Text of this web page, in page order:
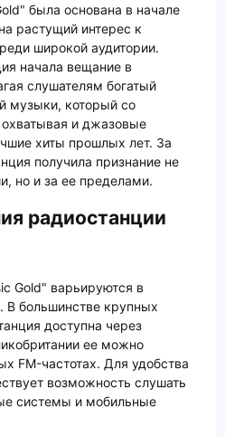
была основана в начале
растущий интерес к
широкой аудитории.
начала вещание в
слушателям богатый
музыки, который со
и джазовые
хиты прошлых лет. За
получила признание не
но и за ее пределами.
радиостанции
Gold" варьируются в
В большинстве крупных
доступна через
ее можно
FM-частотах. Для удобства
возможность слушать
системы и мобильные